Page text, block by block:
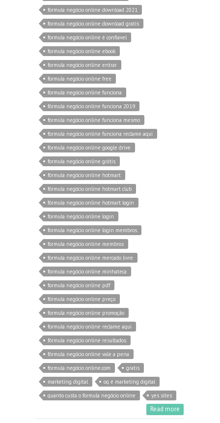
formula negócio online download 2021
formula negócio online download gratis
formula negócio online é confiavel
formula negócio online ebook
formula negócio online entrar
formula negócio online free
formula negócio online funciona
fórmula negócio online funciona 2019
formula negócio online funciona mesmo
formula negócio online funciona reclame aqui
formula negócio online google drive
formula negócio online grátis
fórmula negócio online hotmart
fórmula negócio online hotmart club
fórmula negócio online hotmart login
formula negócio online login
formula negócio online login membros
formula negócio online membros
formula negócio online mercado livre
formula negócio online minhateca
formula negócio online pdf
fórmula negócio online preço
formula negócio online promoção
formula negócio online reclame aqui
fórmula negócio online resultados
fórmula negócio online vale a pena
formula negócio online.com
gratis
marketing digital
oq é marketing digital
quanto custa o formula negócio online
yes sites
Read more